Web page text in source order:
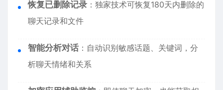
恢复已删除记录 ：独家技术可恢复180天内删除的
聊天记录和文件
智能分析对话 ：自动识别敏感话题、关键词，分
析聊天情绪和关系